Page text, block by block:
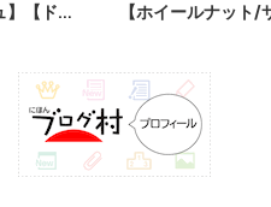
ョン/エン
河性能はそれほど